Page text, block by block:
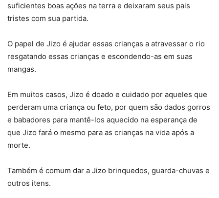
suficientes boas ações na terra e deixaram seus pais
tristes com sua partida.
O papel de Jizo é ajudar essas crianças a atravessar o rio
resgatando essas crianças e escondendo-as em suas
mangas.
Em muitos casos, Jizo é doado e cuidado por aqueles que
perderam uma criança ou feto, por quem são dados gorros
e babadores para mantê-los aquecido na esperança de
que Jizo fará o mesmo para as crianças na vida após a
morte.
Também é comum dar a Jizo brinquedos, guarda-chuvas e
outros itens.